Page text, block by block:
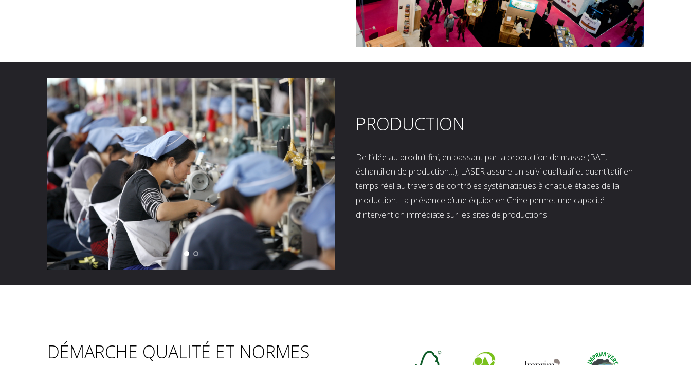
PRODUCTION
De l’idée au produit fini, en passant par la production de masse (BAT,
échantillon de production…), LASER assure un suivi qualitatif et quantitatif en
temps réel au travers de contrôles systématiques à chaque étapes de la
production. La présence d’une équipe en Chine permet une capacité
d’intervention immédiate sur les sites de productions.
DÉMARCHE QUALITÉ ET NORMES